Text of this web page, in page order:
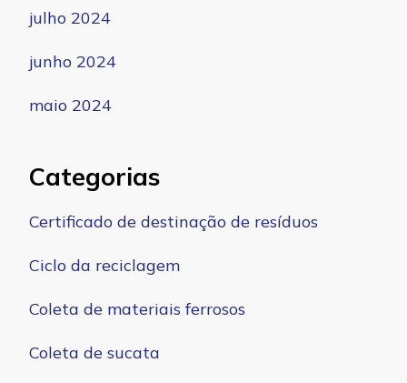
julho 2024
junho 2024
maio 2024
Categorias
Certificado de destinação de resíduos
Ciclo da reciclagem
Coleta de materiais ferrosos
Coleta de sucata